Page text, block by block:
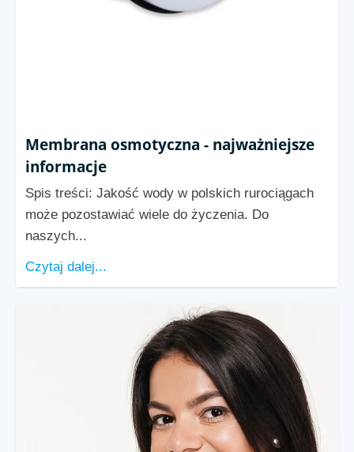
Membrana osmotyczna - najważniejsze
informacje
Spis treści: Jakość wody w polskich rurociągach
może pozostawiać wiele do życzenia. Do
naszych...
Czytaj dalej...